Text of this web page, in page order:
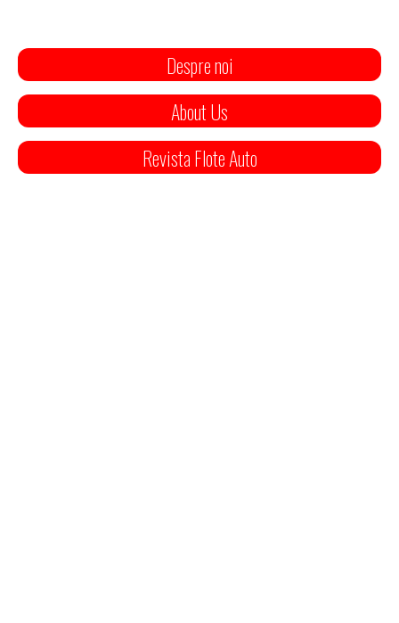
Despre noi
About Us
Revista Flote Auto